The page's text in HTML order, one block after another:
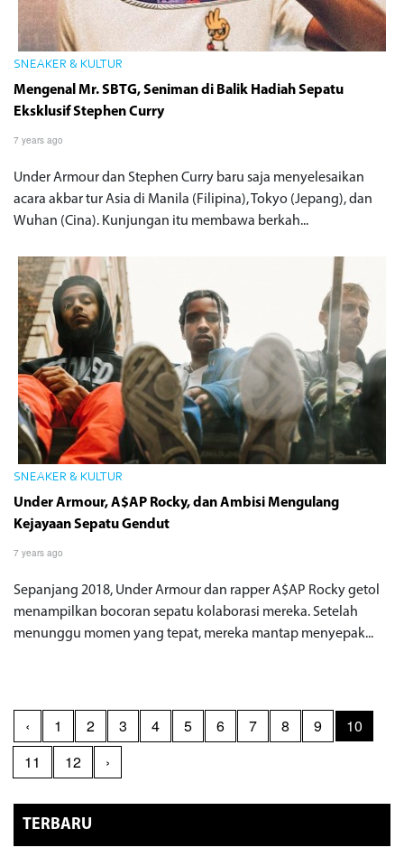
SNEAKER & KULTUR
Mengenal Mr. SBTG, Seniman di Balik Hadiah Sepatu
Eksklusif Stephen Curry
7 years ago
Under Armour dan Stephen Curry baru saja menyelesaikan
acara akbar tur Asia di Manila (Filipina), Tokyo (Jepang), dan
Wuhan (Cina). Kunjungan itu membawa berkah...
SNEAKER & KULTUR
Under Armour, A$AP Rocky, dan Ambisi Mengulang
Kejayaan Sepatu Gendut
7 years ago
Sepanjang 2018, Under Armour dan rapper A$AP Rocky getol
menampilkan bocoran sepatu kolaborasi mereka. Setelah
menunggu momen yang tepat, mereka mantap menyepak...
‹ 1 2 3 4 5 6 7 8 9
10
11
12 ›
TERBARU